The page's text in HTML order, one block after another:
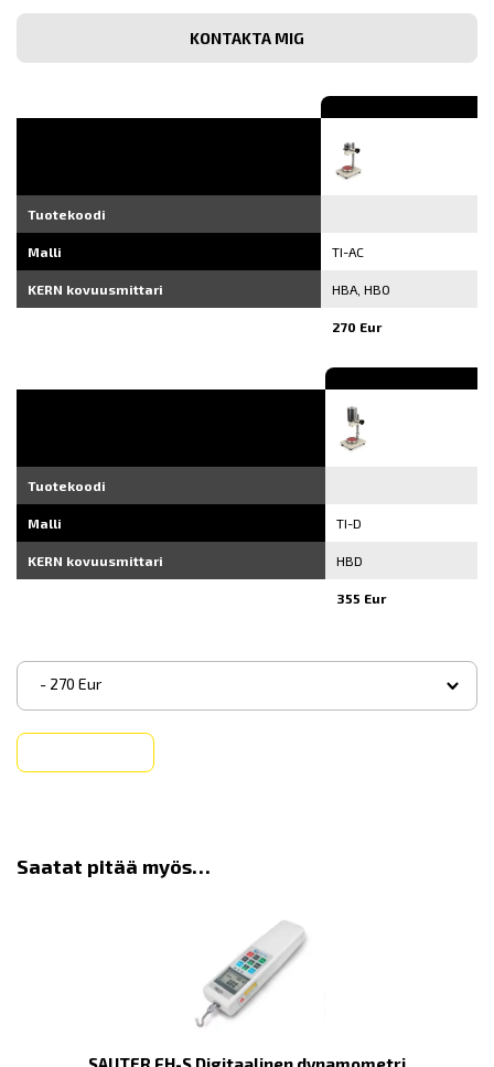
Vahvista
Tuotekoodi
Malli TI-AC
KERN kovuusmittari HBA, HBO
270 Eur
Tuotekoodi
Malli TI-D
KERN kovuusmittari HBD
355 Eur
- 270 Eur
▾
Saatat pitää myös…